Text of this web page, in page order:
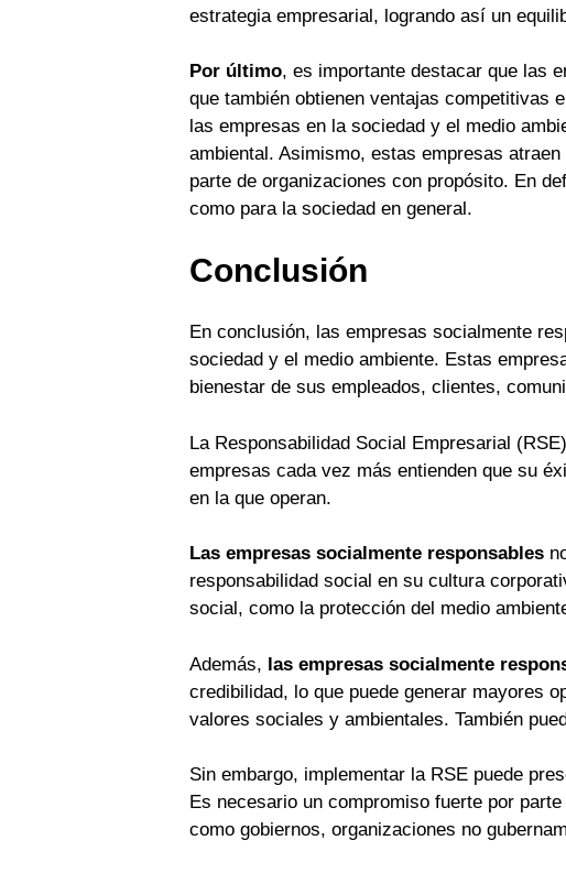
estrategia empresarial, logrando así un
Por último, es importante destacar que las
que también obtienen ventajas competitivas
las empresas en la sociedad y el medio
ambiental. Asimismo, estas empresas
parte de organizaciones con propósito. En
como para la sociedad en general.
Conclusión
En conclusión, las empresas socialmente
sociedad y el medio ambiente. Estas
bienestar de sus empleados, clientes,
La Responsabilidad Social Empresarial
empresas cada vez más entienden que su
en la que operan.
Las empresas socialmente responsables
responsabilidad social en su cultura
social, como la protección del medio
Además, las empresas socialmente
credibilidad, lo que puede generar mayores
valores sociales y ambientales. También
Sin embargo, implementar la RSE puede
Es necesario un compromiso fuerte por
como gobiernos, organizaciones no